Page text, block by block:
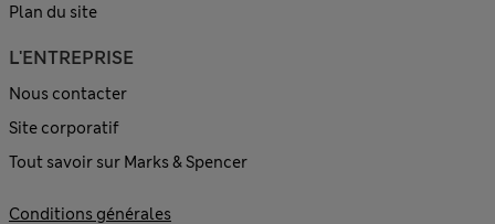
Plan du site
L'ENTREPRISE
Nous contacter
Site corporatif
Tout savoir sur Marks & Spencer
Conditions générales